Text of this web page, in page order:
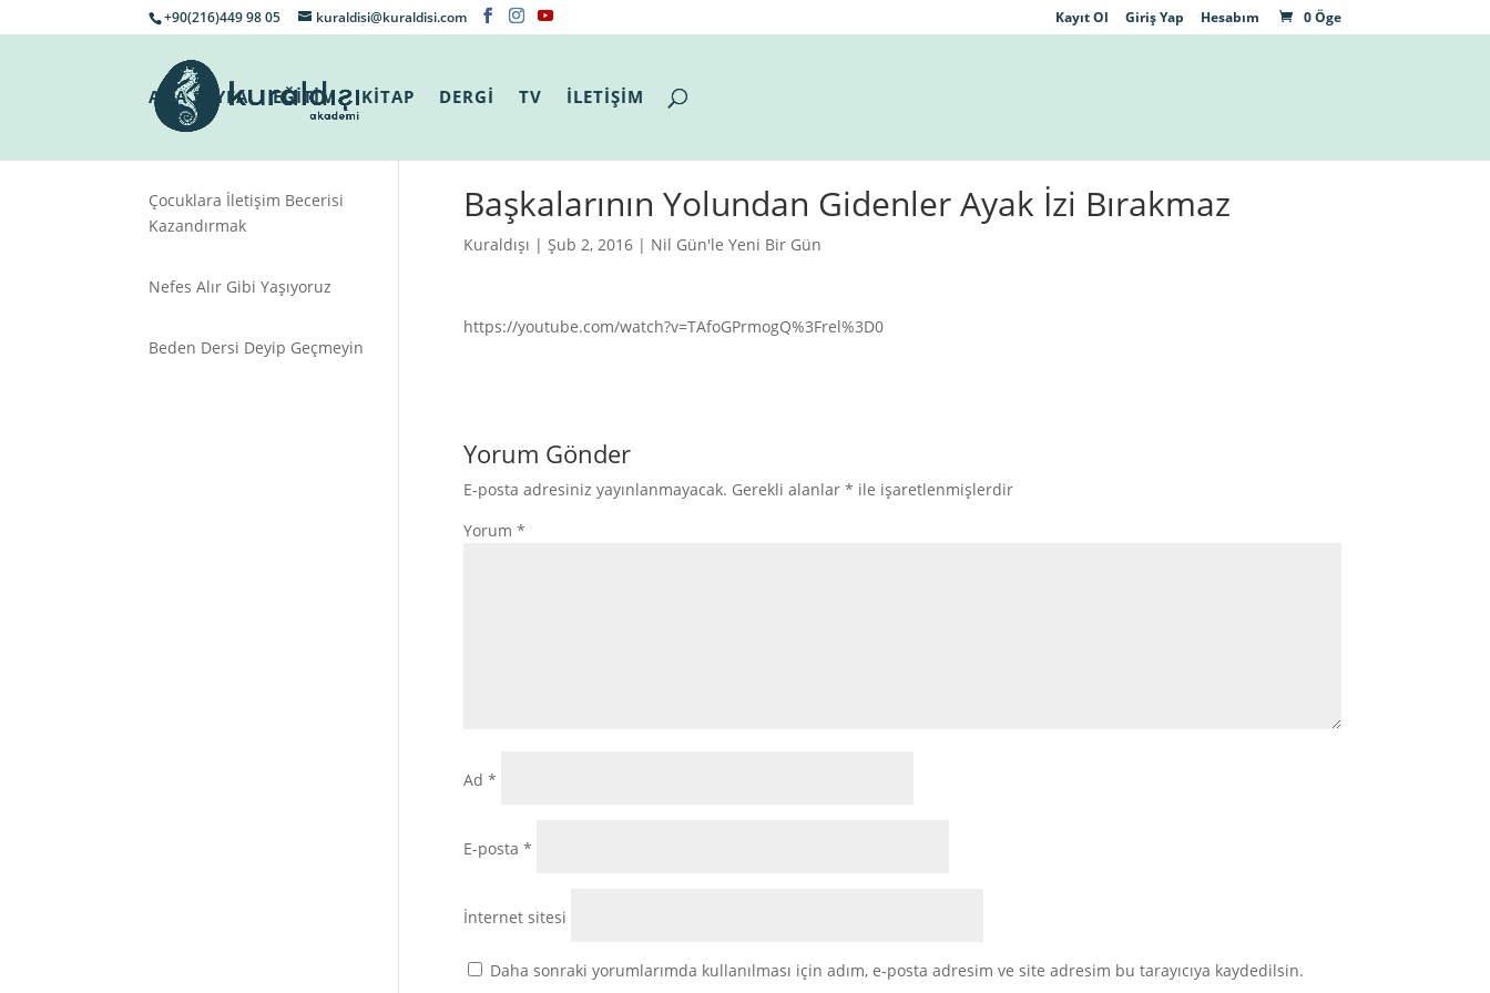
+90(216)449 98 05 kuraldisi@kuraldisi.com Kayıt Ol Giriş Yap Hesabım 0 Öge
ANA SAYFA EĞİTİM KİTAP DERGİ TV İLETİŞİM
Başkalarının Yolundan Gidenler Ayak İzi Bırakmaz
Kuraldışı | Şub 2, 2016 | Nil Gün'le Yeni Bir Gün
https://youtube.com/watch?v=TAfoGPrmogQ%3Frel%3D0
Yorum Gönder
E-posta adresiniz yayınlanmayacak. Gerekli alanlar * ile işaretlenmişlerdir
Yorum *
Ad *
E-posta *
İnternet sitesi
Daha sonraki yorumlarımda kullanılması için adım, e-posta adresim ve site adresim bu tarayıcıya kaydedilsin.
Çocuklara İletişim Becerisi
Kazandırmak
Nefes Alır Gibi Yaşıyoruz
Beden Dersi Deyip Geçmeyin